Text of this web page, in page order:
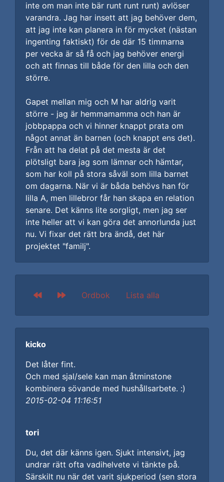
inte om man inte bär runt runt runt) avlöser
varandra. Jag har insett att jag behöver dem,
att jag inte kan planera in för mycket (nästan
ingenting faktiskt) för de där 15 timmarna
per vecka är så få och jag behöver energi
och att finnas till både för den lilla och den
större.
Gapet mellan mig och M har aldrig varit
större - jag är hemmamamma och han är
jobbpappa och vi hinner knappt prata om
något annat än barnen (och knappt ens det).
Från att ha delat på det mesta är det
plötsligt bara jag som lämnar och hämtar,
som har koll på stora såväl som lilla barnet
om dagarna. När vi är båda behövs han för
lilla A, men lillebror får han skapa en relation
senare. Det känns lite sorgligt, men jag ser
inte heller att vi kan göra det annorlunda just
nu. Vi fixar det rätt bra ändå, det här
projektet "familj".
Ordbok Lista alla
kicko
Det låter fint.
Och med sjal/sele kan man åtminstone
kombinera sövande med hushållsarbete. :)
2015-02-04 11:16:51
tori
Du, det där känns igen. Sjukt intensivt, jag
undrar rätt ofta vadihelvete vi tänkte på.
Särskilt nu när det varit sjukperiod (sen stora